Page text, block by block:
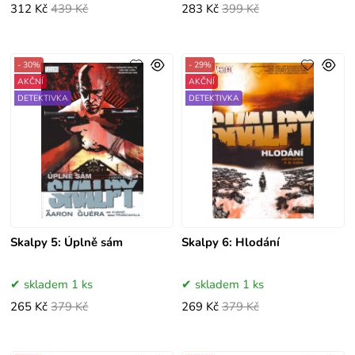
312 Kč 439 Kč
283 Kč 399 Kč
Skalpy 5: Úplně sám
- 30%
AKČNÍ
DETEKTIVKA
skladem 1 ks
265 Kč 379 Kč
Skalpy 6: Hlodání
- 29%
AKČNÍ
DETEKTIVKA
skladem 1 ks
269 Kč 379 Kč